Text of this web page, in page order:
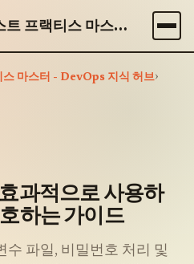
DevOps 도구 및 베스트 프랙티스 마스터 - DevOps 지식 허브
마스터 - DevOps 지식 허브›
과적으로 사용하
하는 가이드
수 파일, 비밀번호 처리 및